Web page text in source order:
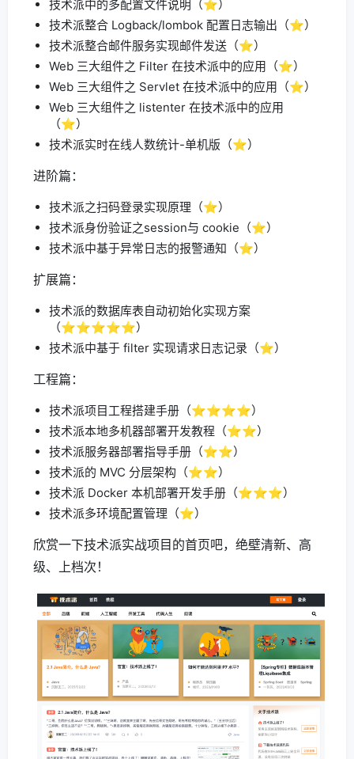
技术派中的多配置文件说明（⭐️）
技术派整合 Logback/lombok 配置日志输出（⭐️）
技术派整合邮件服务实现邮件发送（⭐️）
Web 三大组件之 Filter 在技术派中的应用（⭐️）
Web 三大组件之 Servlet 在技术派中的应用（⭐️）
Web 三大组件之 listenter 在技术派中的应用
（⭐️）
技术派实时在线人数统计-单机版（⭐️）
进阶篇：
技术派之扫码登录实现原理（⭐️）
技术派身份验证之session与 cookie（⭐️）
技术派中基于异常日志的报警通知（⭐️）
扩展篇：
技术派的数据库表自动初始化实现方案
（⭐️⭐️⭐️⭐️⭐️）
技术派中基于 filter 实现请求日志记录（⭐️）
工程篇：
技术派项目工程搭建手册（⭐️⭐️⭐️⭐️）
技术派本地多机器部署开发教程（⭐️⭐️）
技术派服务器部署指导手册（⭐️⭐️）
技术派的 MVC 分层架构（⭐️⭐️）
技术派 Docker 本机部署开发手册（⭐️⭐️⭐️）
技术派多环境配置管理（⭐️）
欣赏一下技术派实战项目的首页吧，绝壁清新、高
级、上档次！